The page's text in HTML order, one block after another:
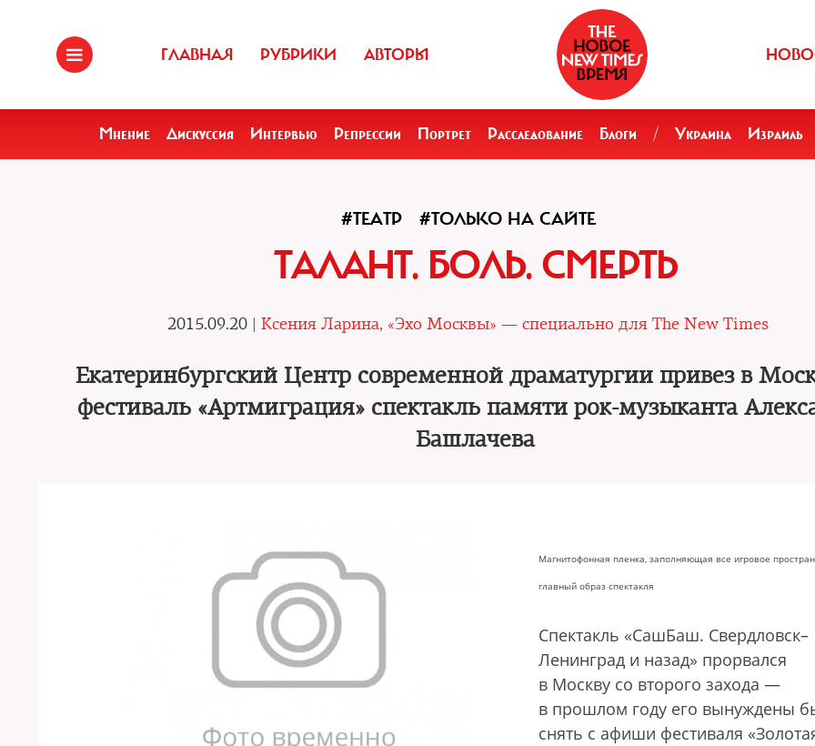
ГЛАВНАЯ РУБРИКИ АВТОРЫ
Мнение Дискуссия Интервью Репрессии Портрет Расследование Блоги / Украина Израиль
#ТЕАТР #ТОЛЬКО НА САЙТЕ
ТАЛАНТ. БОЛЬ. СМЕРТЬ
2015.09.20 | Ксения Ларина, «Эхо Москвы» — специально для The New Times
Екатеринбургский Центр современной драматургии привез в
фестиваль «Артмиграция» спектакль памяти рок-музыканта
Башлачева
Магнитофонная пленка, заполняющая все игровое
главный образ спектакля
Спектакль «СашБаш. Свердловск–
Ленинград и назад» прорвался
в Москву со второго захода —
в прошлом году его вынуждены
снять с афиши фестиваля